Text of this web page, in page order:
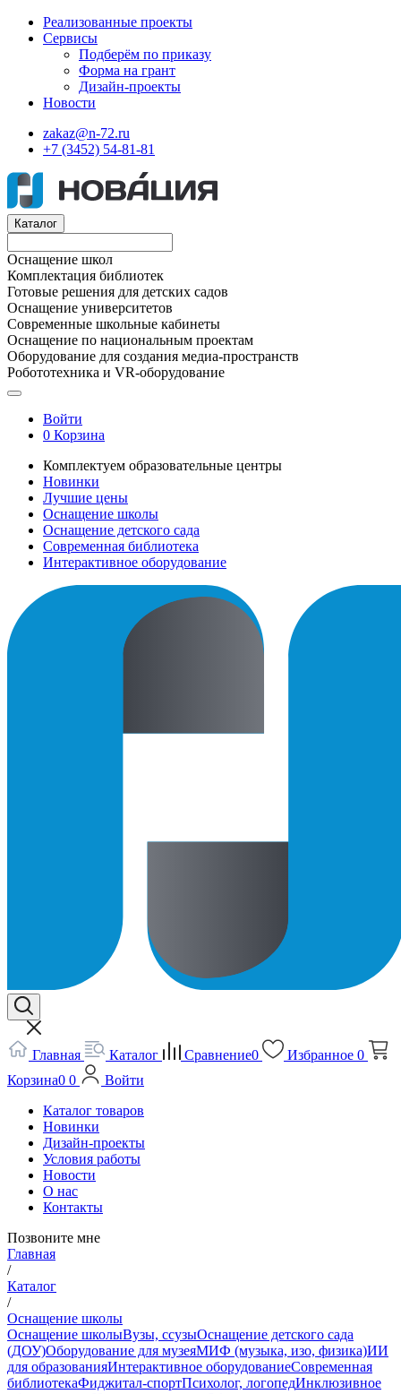
Реализованные проекты
Сервисы
Подберём по приказу
Форма на грант
Дизайн-проекты
Новости
zakaz@n-72.ru
+7 (3452) 54-81-81
Каталог
Оснащение школ
Комплектация библиотек
Готовые решения для детских садов
Оснащение университетов
Современные школьные кабинеты
Оснащение по национальным проектам
Оборудование для создания медиа-пространств
Робототехника и VR-оборудование
Войти
0 Корзина
Комплектуем образовательные центры
Новинки
Лучшие цены
Оснащение школы
Оснащение детского сада
Современная библиотека
Интерактивное оборудование
Главная Каталог Сравнение0 Избранное 0
Корзина0 0
Войти
Каталог товаров
Новинки
Дизайн-проекты
Условия работы
Новости
О нас
Контакты
Позвоните мне
Главная
/
Каталог
/
Оснащение школы
Оснащение школыВузы, ссузыОснащение детского сада
(ДОУ)Оборудование для музеяМИФ (музыка, изо, физика)ИИ
для образованияИнтерактивное оборудованиеСовременная
библиотекаФиджитал-спортПсихолог, логопедИнклюзивное